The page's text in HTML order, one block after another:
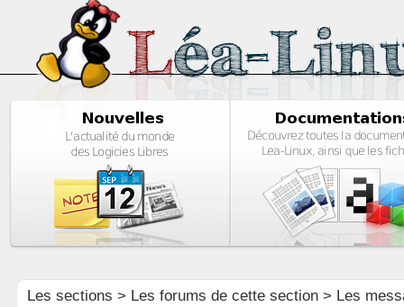
Les sections > Les forums de cette section> Les